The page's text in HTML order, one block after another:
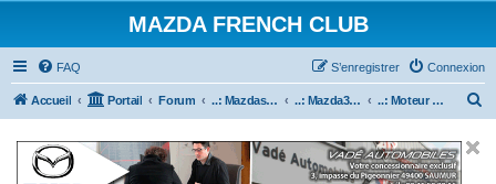
MAZDA FRENCH CLUB
FAQ Connexion
S’enregistrer
Accueil Portail Forum ..: Mazdaspeed & MPS :.. ..: Mazda3 MPS & Mazdaspeed 3 :.. ..: Moteur & Boite de vitesses :..